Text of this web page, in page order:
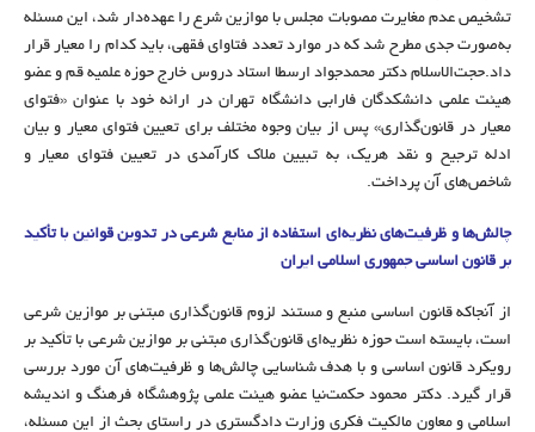
تشخیص عدم مغایرت مصوبات مجلس با موازین شرع را عهده‌دار شد، این مسئله
به‌صورت جدی مطرح شد که در موارد تعدد فتاوای فقهی، باید کدام را معیار قرار
داد.حجت‌الاسلام ‌‌‌دکتر محمدجواد ارسطا استاد دروس خارج حوزه علمیه قم و عضو
هیئت علمی دانشکدگان فارابی دانشگاه تهران در ارائه خود با عنوان «فتوای
معیار در قانون‌گذاری» پس از بیان وجوه مختلف برای تعیین فتوای معیار و بیان
ادله ترجیح و نقد هریک، به تبیین ملاک کارآمدی در تعیین فتوای معیار و
شاخص‌های آن پرداخت.
چالش‌ها و ظرفیت‌های نظریه‌ای استفاده از منابع شرعی در تدوین قوانین با تأکید
بر قانون اساسی جمهوری اسلامی ایران
از آنجاکه قانون اساسی منبع و مستند لزوم قانون‌گذاری مبتنی بر موازین شرعی
است، بایسته است حوزه نظریه‌ای قانون‌گذاری مبتنی بر موازین شرعی با تأکید بر
رویکرد قانون اساسی و با هدف شناسایی چالش‌ها و ظرفیت‌های آن مورد بررسی
قرار گیرد. دکتر محمود حکمت‌نیا عضو هیئت علمی پژوهشگاه فرهنگ و اندیشه
اسلامی و معاون مالکیت فکری وزارت دادگستری در راستای بحث از این مسئله،